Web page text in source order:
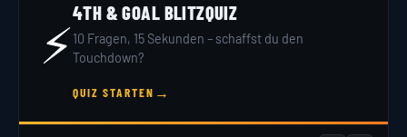
🏟️
DRAFT SIMULATOR
32 Teams, 7 Runden – du bist GM. Hol dir dein
Scout-Rating!
JETZT DRAFTEN